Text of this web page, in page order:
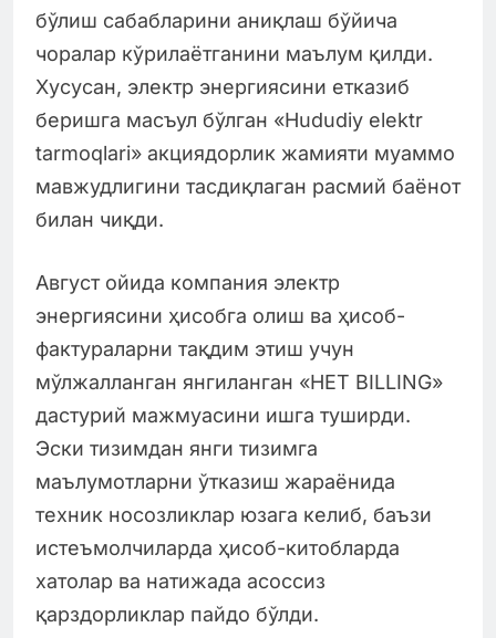
бўлиш сабабларини аниқлаш бўйича
чоралар кўрилаётганини маълум қилди.
Хусусан, электр энергиясини етказиб
беришга масъул бўлган «Hududiy elektr
tarmoqlari» акциядорлик жамияти муаммо
мавжудлигини тасдиқлаган расмий баёнот
билан чиқди.
Август ойида компания электр
энергиясини ҳисобга олиш ва ҳисоб-
фактураларни тақдим этиш учун
мўлжалланган янгиланган «HET BILLING»
дастурий мажмуасини ишга туширди.
Эски тизимдан янги тизимга
маълумотларни ўтказиш жараёнида
техник носозликлар юзага келиб, баъзи
истеъмолчиларда ҳисоб-китобларда
хатолар ва натижада асоссиз
қарздорликлар пайдо бўлди.